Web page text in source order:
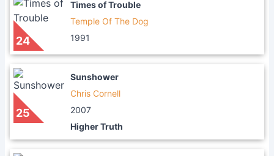
24
Times of Trouble
Temple Of The Dog
1991
25
Sunshower
Chris Cornell
2007
Higher Truth